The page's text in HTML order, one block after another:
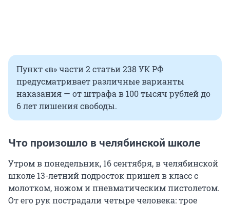
Пункт «в» части 2 статьи 238 УК РФ
предусматривает различные варианты
наказания — от штрафа в 100 тысяч рублей до
6 лет лишения свободы.
Что произошло в челябинской школе
Утром в понедельник, 16 сентября, в челябинской
школе 13-летний подросток пришел в класс с
молотком, ножом и пневматическим пистолетом.
От его рук пострадали четыре человека: трое